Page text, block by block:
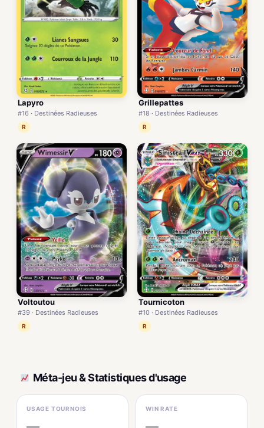
Lapyro
#16 · Destinées Radieuses
R
Grillepattes
#18 · Destinées Radieuses
R
Voltoutou
#39 · Destinées Radieuses
R
Tournicoton
#10 · Destinées Radieuses
R
Méta-jeu & Statistiques d'usage
USAGE TOURNOIS WIN RATE